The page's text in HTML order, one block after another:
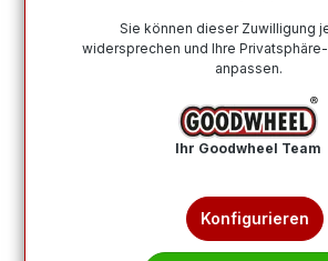
Sie können dieser Zuwilligung
widersprechen und Ihre
anpassen.
Ihr Goodwheel Team
Konfigurieren